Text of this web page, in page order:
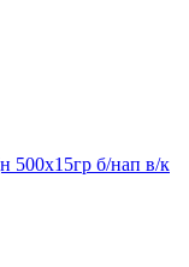
б/нап в/к